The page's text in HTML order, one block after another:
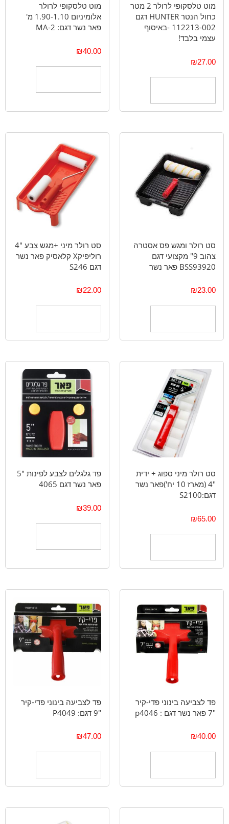
מוט טלסקופי לרולר 2 מטר
כחול הנטר HUNTER דגם
112213-002 -באיסוף
עצמי בלבד!
₪27.00
מוט טלסקופי לרולר
אלומיניום 1.90-1.10 מ'
פאר נשר דגם: MA-2
₪40.00
סט רולר ומגש פס אסטרה
צהוב 9" מקצועי דגם
BSS93920 פאר נשר
₪23.00
סט רולר מיני +מגש צבע "4
רוליפיקX קלאסיק פאר נשר
דגם S246
₪22.00
סט רולר מיני ספוג + ידית
"4 (מארז 10 יח')פאר נשר
דגם:S2100
₪65.00
פד גלגלים לצבע לפינות "5
פאר נשר דגם 4065
₪39.00
פד לצביעה בינוני פדי-קיר
"7 פאר נשר דגם : p4046
₪40.00
פד לצביעה בינוני פדי-קיר
"9 דגם: P4049
₪47.00